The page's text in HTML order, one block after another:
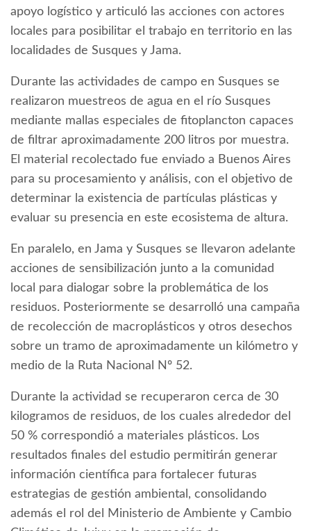
apoyo logístico y articuló las acciones con actores
locales para posibilitar el trabajo en territorio en las
localidades de Susques y Jama.
Durante las actividades de campo en Susques se
realizaron muestreos de agua en el río Susques
mediante mallas especiales de fitoplancton capaces
de filtrar aproximadamente 200 litros por muestra.
El material recolectado fue enviado a Buenos Aires
para su procesamiento y análisis, con el objetivo de
determinar la existencia de partículas plásticas y
evaluar su presencia en este ecosistema de altura.
En paralelo, en Jama y Susques se llevaron adelante
acciones de sensibilización junto a la comunidad
local para dialogar sobre la problemática de los
residuos. Posteriormente se desarrolló una campaña
de recolección de macroplásticos y otros desechos
sobre un tramo de aproximadamente un kilómetro y
medio de la Ruta Nacional Nº 52.
Durante la actividad se recuperaron cerca de 30
kilogramos de residuos, de los cuales alrededor del
50 % correspondió a materiales plásticos. Los
resultados finales del estudio permitirán generar
información científica para fortalecer futuras
estrategias de gestión ambiental, consolidando
además el rol del Ministerio de Ambiente y Cambio